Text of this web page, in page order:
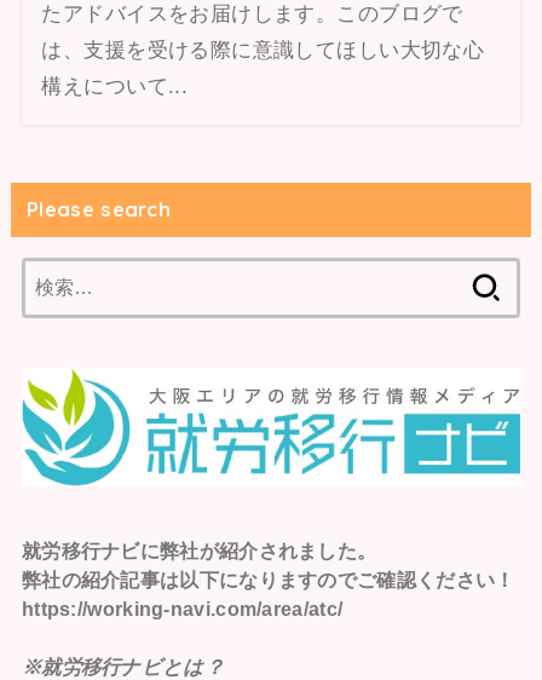
たアドバイスをお届けします。このブログで
は、支援を受ける際に意識してほしい大切な心
構えについて...
Please search
索:
就労移行ナビに弊社が紹介されました。
弊社の紹介記事は以下になりますのでご確認ください！
https://working-navi.com/area/atc/
※就労移行ナビとは？